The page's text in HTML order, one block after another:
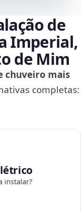
de
Imperial,
de Mim
chuveiro mais
completas:
instalar?